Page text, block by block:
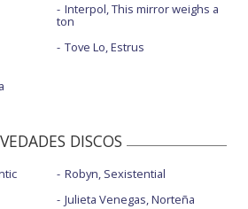
Interpol, This mirror weighs a
ton
Tove Lo, Estrus
DISCOS
Robyn, Sexistential
Julieta Venegas, Norteña